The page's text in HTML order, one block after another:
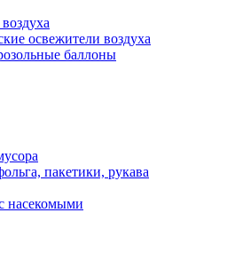
освежители воздуха
баллоны
пакетики, рукава
насекомыми